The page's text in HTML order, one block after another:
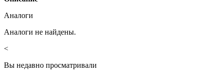
Аналоги
Аналоги не найдены.
<
Вы недавно просматривали